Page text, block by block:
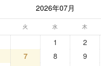
2026年07月
火 水 木
1 2
7 8 9